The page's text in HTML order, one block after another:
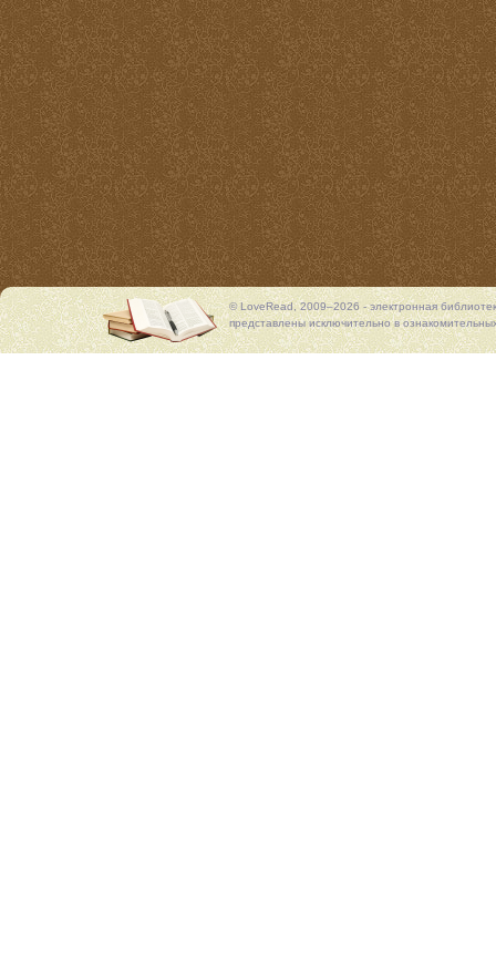
© LoveRead, 2009–2026 - электронная
представлены исключительно в